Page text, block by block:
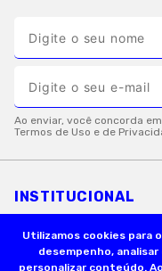
Utilizamos cookies para
desempenho,
personalizar conteúdo.
INSTITUCIONAL
INFORMAÇÕES